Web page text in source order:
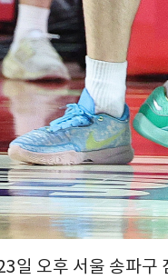
일 오후 서울 송파